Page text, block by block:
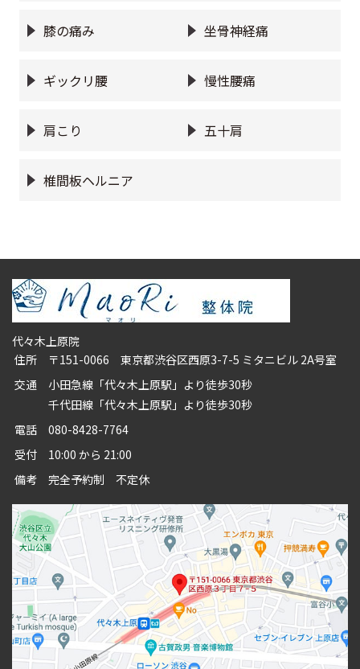
膝の痛み 坐骨神経痛
ギックリ腰 慢性腰痛
肩こり 五十肩
椎間板ヘルニア
代々木上原院
住所
〒151-0066 東京都渋谷区西原3-7-5 ミタニビル 2A号室
交通
小田急線「代々木上原駅」より徒歩30秒
千代田線「代々木上原駅」より徒歩30秒
電話
080-8428-7764
受付
10:00 から 21:00
備考
完全予約制 不定休